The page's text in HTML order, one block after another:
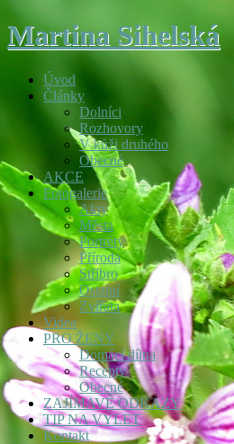
Martina Sihelská
Úvod
Články
Dolníci
Rozhovory
V kůži druhého
Obecné
AKCE
Fotogalerie
Akty
Města
Portréty
Příroda
Stříbro
Ostatní
Zvířata
Videa
PRO ŽENY
Domácí dílna
Recepty
Obecné
ZAJÍMAVÉ ODKAZY
TIP NA VÝLET
Kontakt